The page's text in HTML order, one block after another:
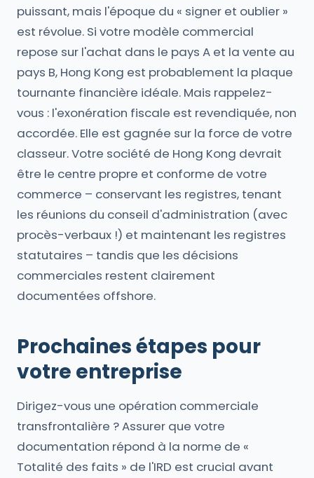
puissant, mais l'époque du « signer et oublier »
est révolue. Si votre modèle commercial
repose sur l'achat dans le pays A et la vente au
pays B, Hong Kong est probablement la plaque
tournante financière idéale. Mais rappelez-
vous : l'exonération fiscale est revendiquée, non
accordée. Elle est gagnée sur la force de votre
classeur. Votre société de Hong Kong devrait
être le centre propre et conforme de votre
commerce – conservant les registres, tenant
les réunions du conseil d'administration (avec
procès-verbaux !) et maintenant les registres
statutaires – tandis que les décisions
commerciales restent clairement
documentées offshore.
Prochaines étapes pour
votre entreprise
Dirigez-vous une opération commerciale
transfrontalière ? Assurer que votre
documentation répond à la norme de «
Totalité des faits » de l'IRD est crucial avant